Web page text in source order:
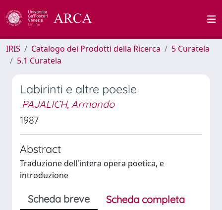
IRIS Catalogo dei Prodotti della Ricerca
5 Curatela
5.1 Curatela
Labirinti e altre poesie
PAJALICH, Armando
1987
Abstract
Traduzione dell'intera opera poetica, e
introduzione
Scheda breve
Scheda completa